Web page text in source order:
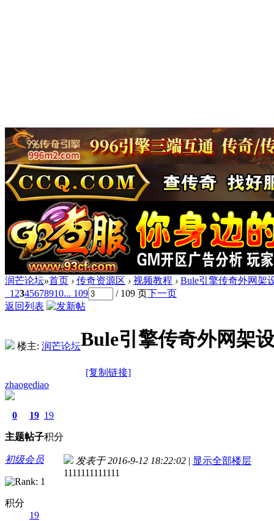
润芒论坛»首页 › 传奇资源区 › 视频教程 › Bule引擎传奇外网架
1 2345678910... 109 / 109 页下一页
返回列表
楼主: 润芒论坛Bule引擎传奇外网架
[复制链接]
zhaogediao
0
主题
19
帖子
19
积分
初级会员
积分
19
发表于 2016-9-12 18:22:02 | 显示全部楼层
1111111111111